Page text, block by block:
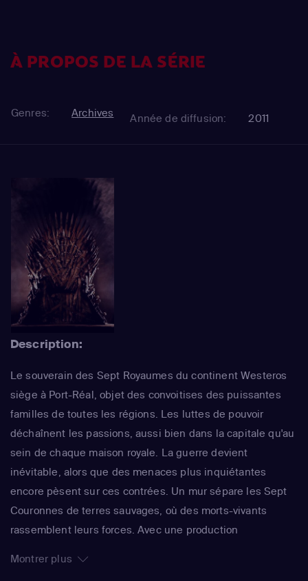
À PROPOS DE LA SÉRIE
Genres: Archives Année de diffusion: 2011
Description:
Le souverain des Sept Royaumes du continent Westeros
siège à Port-Réal, objet des convoitises des puissantes
familles de toutes les régions. Les luttes de pouvoir
déchaînent les passions, aussi bien dans la capitale qu'au
sein de chaque maison royale. La guerre devient
inévitable, alors que des menaces plus inquiétantes
encore pèsent sur ces contrées. Un mur sépare les Sept
Couronnes de terres sauvages, où des morts-vivants
rassemblent leurs forces. Avec une production
personnages complexes, cette série hors norme a su
Montrer plus